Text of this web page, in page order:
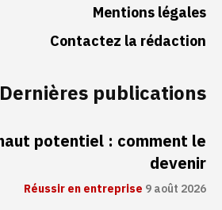
Mentions légales
Contactez la rédaction
Dernières publications
potentiel : comment le
devenir
Réussir en entreprise 9 août 2026